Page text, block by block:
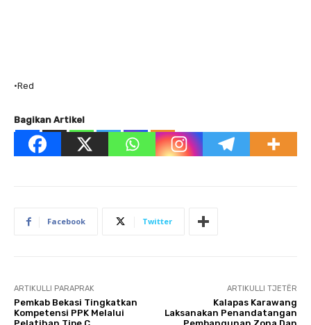
•Red
Bagikan Artikel
Facebook Twitter
ARTIKULLI PARAPRAK
Pemkab Bekasi Tingkatkan
Kompetensi PPK Melalui
ARTIKULLI TJETËR
Kalapas Karawang
Laksanakan Penandatangan